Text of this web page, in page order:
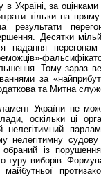
Україні, за
тільки на
Десятки
надання
Тому зараз
за
та Митна
України не
оскільки ці
нелегітимний
нелегітимну
із
туру виборів.